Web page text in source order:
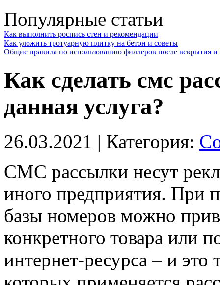
Популярные статьи
Как выполнить роспись стен и рекомендации
Как уложить тротуарную плитку на бетон и советы
Общие правила по использованию филлеров после вскрытия и
Как сделать смс
данная услуга?
26.03.2021 | Категория:
СМС рассылки несут
иного предприятия. При
базы номеров можно
конкретного товара или
интернет-ресурса – и это